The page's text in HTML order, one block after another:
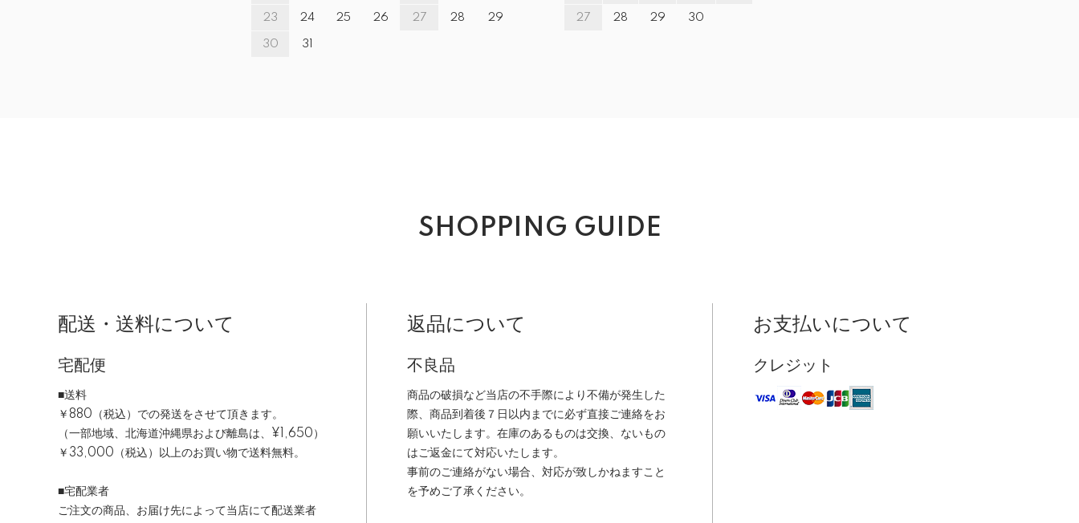
23 24 25 26 27 28 29
30 31
27 28 29 30
SHOPPING GUIDE
配送・送料について
宅配便
■送料
￥880（税込） での発送をさせて頂きます。
（一部地域、北海道沖縄県および離島は、
¥1,650）
￥33,000（税込）以上のお買い物で送料無料。
■宅配業者
ご注文の商品、お届け先によって当店にて配送業者
返品について
不良品
商品の破損など当店の不手際により不備が発生した
際、商品到着後７日以内までに必ず直接ご連絡をお
願いいたします。在庫のあるものは交換、ないもの
はご返金にて対応いたします。
事前のご連絡がない場合、対応が致しかねますこと
を予めご了承ください。
お支払いについて
クレジット